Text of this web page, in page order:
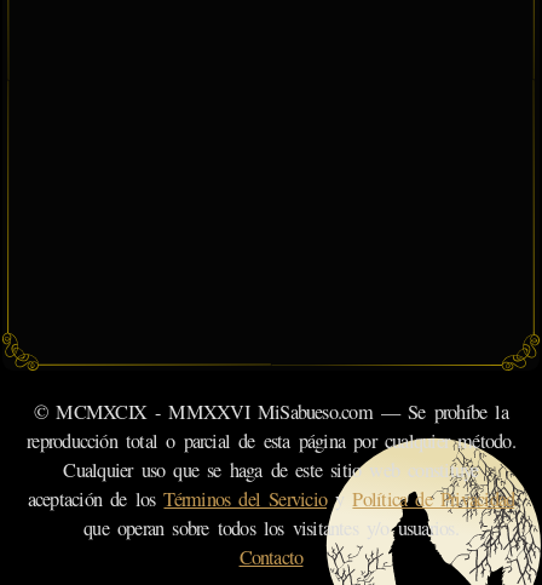
© MCMXCIX - MMXXVI MiSabueso.com — Se prohíbe la
reproducción total o parcial de esta página por cualquier método.
Cualquier uso que se haga de este sitio web constituye
aceptación de losTérminos del ServicioyPolítica de Privacidad
que operan sobre todos los visitantes y/o usuarios.
Contacto